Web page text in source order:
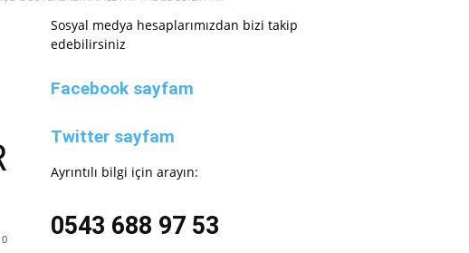
0
Sosyal medya hesaplarımızdan bizi takip
edebilirsiniz
Facebook sayfam
Twitter sayfam
Ayrıntılı bilgi için arayın:
0543 688 97 53